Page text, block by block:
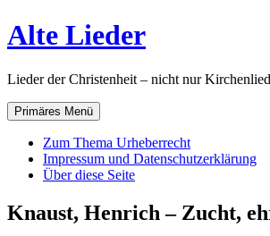
Zum
Inhalt
Alte Lieder
Lieder der Christenheit – nicht nur
Primäres Menü
Zum Thema Urheberrecht
Impressum und Datenschutzerklärung
Über diese Seite
Knaust, Henrich – Zucht,